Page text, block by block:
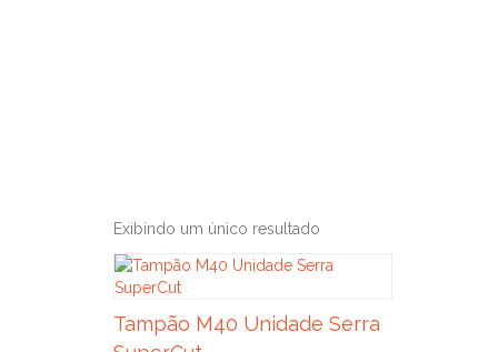
Exibindo um único resultado
Tampão M40 Unidade Serra